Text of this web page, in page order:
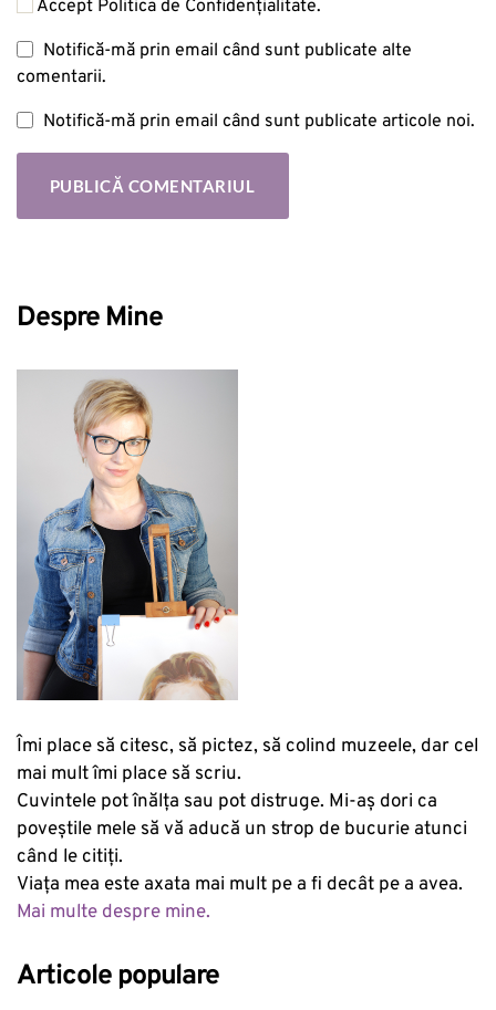
Accept Politica de Confidențialitate.
Notifică-mă prin email când sunt publicate alte
comentarii.
Notifică-mă prin email când sunt publicate articole noi.
Despre Mine
Îmi place să citesc, să pictez, să colind muzeele, dar cel
mai mult îmi place să scriu.
Cuvintele pot înălța sau pot distruge. Mi-aș dori ca
poveștile mele să vă aducă un strop de bucurie atunci
când le citiți.
Viața mea este axata mai mult pe a fi decât pe a avea.
Mai multe despre mine.
Articole populare